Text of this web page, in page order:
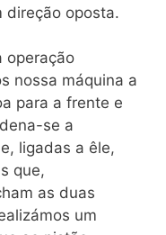
direção oposta.
operação
nossa máquina a
para a frente e
se a
ligadas a êle,
que,
as duas
um